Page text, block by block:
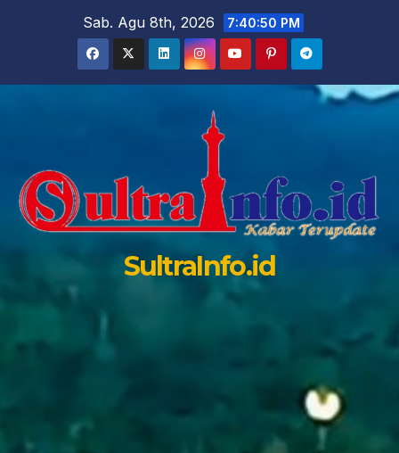
Sab. Agu 8th, 2026 7:40:51 PM
SultraInfo.id